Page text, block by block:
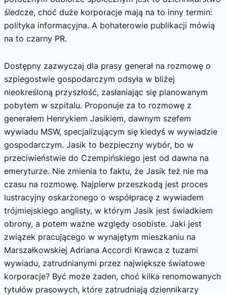
śledcze, choć duże korporacje mają na to inny termin:
polityka informacyjna. A bohaterowie publikacji mówią
na to czarny PR.
Dostępny zazwyczaj dla prasy generał na rozmowę o
szpiegostwie gospodarczym odsyła w bliżej
nieokreśloną przyszłość, zasłaniając się planowanym
pobytem w szpitalu. Proponuje za to rozmowę z
generałem Henrykiem Jasikiem, dawnym szefem
wywiadu MSW, specjalizującym się kiedyś w wywiadzie
gospodarczym. Jasik to bezpieczny wybór, bo w
przeciwieństwie do Czempińskiego jest od dawna na
emeryturze. Nie zmienia to faktu, że Jasik też nie ma
czasu na rozmowę. Najpierw przeszkodą jest proces
lustracyjny oskarżonego o współpracę z wywiadem
trójmiejskiego anglisty, w którym Jasik jest świadkiem
obrony, a potem ważne względy osobiste. Jaki jest
związek pracującego w wynajętym mieszkaniu na
Marszałkowskiej Adriana Accordi Krawca z tuzami
wywiadu, zatrudnianymi przez największe światowe
korporacje? Być może żaden, choć kilka renomowanych
tytułów prasowych, które zatrudniają dziennikarzy